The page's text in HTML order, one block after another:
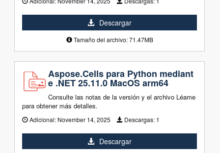
Descargar
Tamaño del archivo: 71.47MB
Aspose.Cells para Python mediant
e .NET 25.11.0 MacOS arm64
Consulte las notas de la versión y el archivo Léame
para obtener más detalles.
Adicional: November 14, 2025 Descargas: 1
Descargar